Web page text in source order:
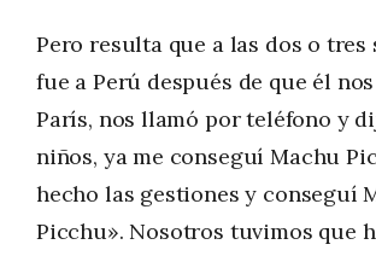
Pero resulta que a las dos o tres
fue a Perú después de que él
París, nos llamó por teléfono y
niños, ya me conseguí Machu
hecho las gestiones y conseguí
Picchu». Nosotros tuvimos que